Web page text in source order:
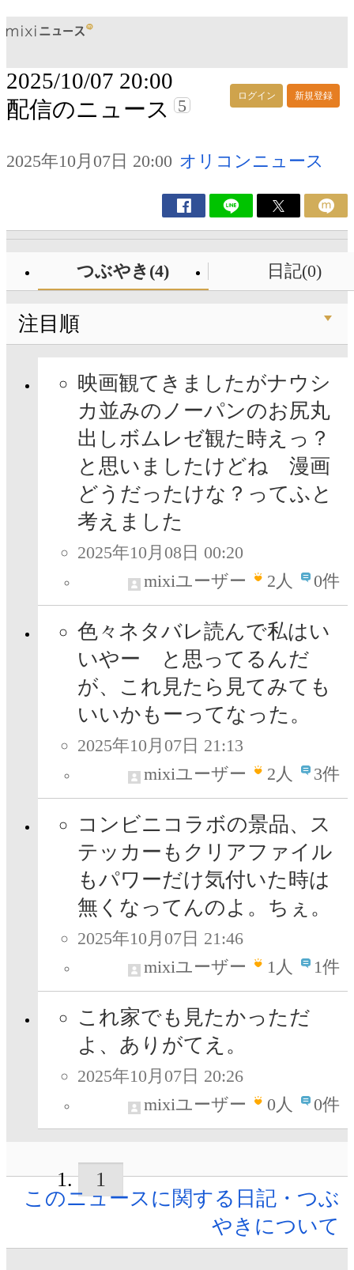
ログイン 新規登録
2025/10/07 20:00
配信のニュース
5
2025年10月07日 20:00 オリコンニュース
つぶやき(4) 日記(0)
注目順
映画観てきましたがナウシ
カ並みのノーパンのお尻丸
出しボムレゼ観た時えっ？
と思いましたけどね 漫画
どうだったけな？ってふと
考えました
2025年10月08日 00:20
mixiユーザー
2人 0件
色々ネタバレ読んで私はい
いやー と思ってるんだ
が、これ見たら見てみても
いいかもーってなった。
2025年10月07日 21:13
mixiユーザー
2人 3件
コンビニコラボの景品、ス
テッカーもクリアファイル
もパワーだけ気付いた時は
無くなってんのよ。ちぇ。
2025年10月07日 21:46
mixiユーザー
1人 1件
これ家でも見たかっただ
よ、ありがてえ。
2025年10月07日 20:26
mixiユーザー
0人 0件
1
このニュースに関する日記・つぶ
やきについて